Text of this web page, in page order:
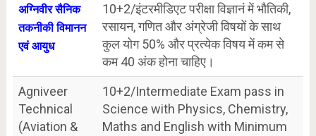
अग्निवीर सैनिक
तकनीकी विमानन
एवं आयुध
10+2/इंटरमीडिएट परीक्षा विज्ञानं में भौतिकी,
रसायन, गणित और अंग्रेजी विषयों के साथ
कुल योग 50% और प्रत्येक विषय में कम से
कम 40 अंक होना चाहिए।
Agniveer
Technical
(Aviation &
10+2/Intermediate Exam pass in
Science with Physics, Chemistry,
Maths and English with Minimum